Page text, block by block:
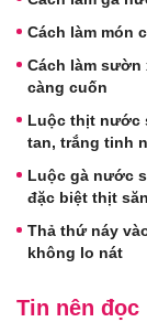
Cách làm món
Cách làm sườn
càng cuốn
Luộc thịt nước
tan, trắng tinh
Luộc gà nước
đặc biệt thịt
Thả thứ náy
không lo nát
Tin nên đọc